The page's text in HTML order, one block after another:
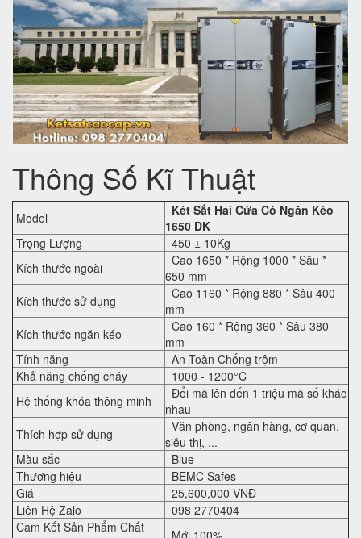
Thông Số Kĩ Thuật
Model
Két Sắt Hai Cửa Có Ngăn Kéo
1650 DK
Trọng Lượng
450 ± 10Kg
Kích thước ngoài
Cao 1650 * Rộng 1000 * Sâu *
650 mm
Kích thước sử dụng
Cao 1160 * Rộng 880 * Sâu 400
mm
Kích thước ngăn kéo
Cao 160 * Rộng 360 * Sâu 380
mm
Tính năng
An Toàn Chống trộm
Khả năng chống cháy
1000 - 1200°C
Hệ thống khóa thông minh
Đổi mã lên đến 1 triệu mã số khác
nhau
Thích hợp sử dụng
Văn phòng, ngân hàng, cơ quan,
siêu thị, ...
Màu sắc
Blue
Thương hiệu
BEMC Safes
Giá
25,600,000 VNĐ
Liên Hệ Zalo
098 2770404
Cam Kết Sản Phẩm Chất
Mới 100%